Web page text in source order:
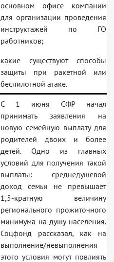
основном офисе компании
для организации проведения
инструктажей по ГО
работников;
какие существуют способы
защиты при ракетной или
беспилотной атаке.
С 1 июня СФР начал
принимать заявления на
новую семейную выплату для
родителей двоих и более
детей. Одно из главных
условий для получения такой
выплаты: среднедушевой
доход семьи не превышает
1,5-кратную величину
регионального прожиточного
минимума на душу населения.
Соцфонд рассказал, как на
выполнение/невыполнения
этого условия могут повлиять